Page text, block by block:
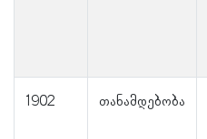
1902 თანამდებობა